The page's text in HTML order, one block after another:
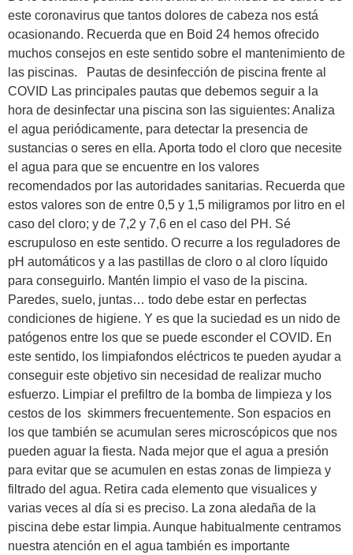
este coronavirus que tantos dolores de cabeza nos está
ocasionando. Recuerda que en Boid 24 hemos ofrecido
muchos consejos en este sentido sobre el mantenimiento de
las piscinas. Pautas de desinfección de piscina frente al
COVID Las principales pautas que debemos seguir a la
hora de desinfectar una piscina son las siguientes: Analiza
el agua periódicamente, para detectar la presencia de
sustancias o seres en ella. Aporta todo el cloro que necesite
el agua para que se encuentre en los valores
recomendados por las autoridades sanitarias. Recuerda que
estos valores son de entre 0,5 y 1,5 miligramos por litro en el
caso del cloro; y de 7,2 y 7,6 en el caso del PH. Sé
escrupuloso en este sentido. O recurre a los reguladores de
pH automáticos y a las pastillas de cloro o al cloro líquido
para conseguirlo. Mantén limpio el vaso de la piscina.
Paredes, suelo, juntas… todo debe estar en perfectas
condiciones de higiene. Y es que la suciedad es un nido de
patógenos entre los que se puede esconder el COVID. En
este sentido, los limpiafondos eléctricos te pueden ayudar a
conseguir este objetivo sin necesidad de realizar mucho
esfuerzo. Limpiar el prefiltro de la bomba de limpieza y los
cestos de los skimmers frecuentemente. Son espacios en
los que también se acumulan seres microscópicos que nos
pueden aguar la fiesta. Nada mejor que el agua a presión
para evitar que se acumulen en estas zonas de limpieza y
filtrado del agua. Retira cada elemento que visualices y
varias veces al día si es preciso. La zona aledaña de la
piscina debe estar limpia. Aunque habitualmente centramos
nuestra atención en el agua también es importante